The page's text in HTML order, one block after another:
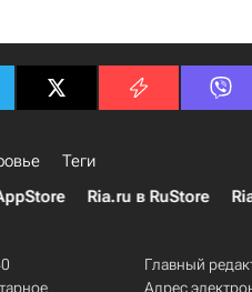
Теги
Ria.ru в RuStore
Главный
Адрес